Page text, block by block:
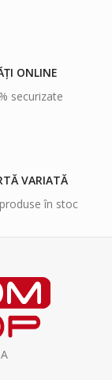
ONLINE
securizate
VARIATĂ
în stoc